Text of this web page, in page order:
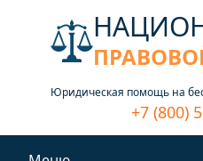
Юридическая помощь на
+7 (800)